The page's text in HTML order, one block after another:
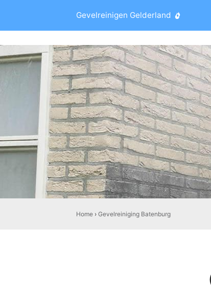
Gevelreinigen Gelderland
Home ›Gevelreiniging Batenburg